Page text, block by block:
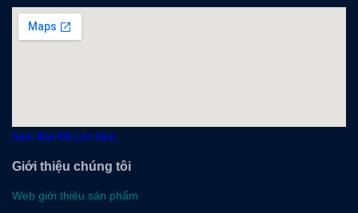
Xem Bản Đồ Lớn Hơn
Giới thiệu chúng tôi
Web giới thiệu sản phẩm